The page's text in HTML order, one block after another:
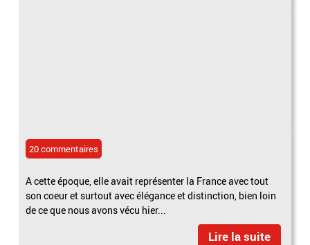
20 commentaires
A cette époque, elle avait représenter la France avec tout
son coeur et surtout avec élégance et distinction, bien loin
de ce que nous avons vécu hier...
Lire la suite